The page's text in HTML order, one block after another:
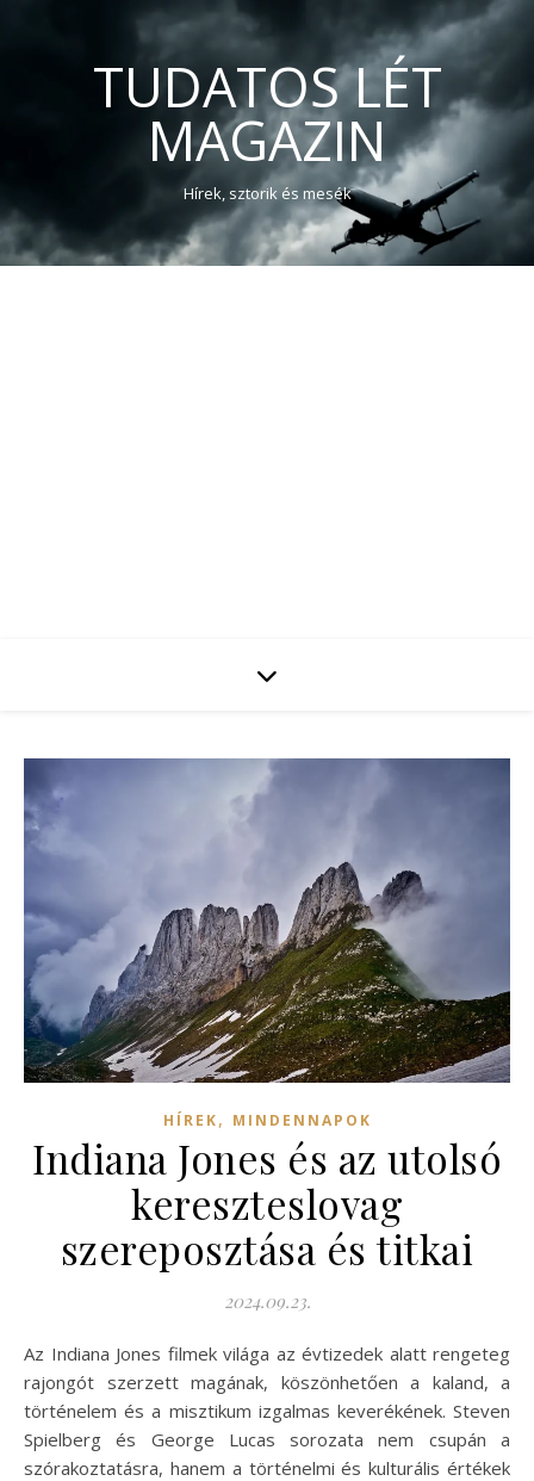
TUDATOS LÉT
MAGAZIN
Hírek, sztorik és mesék
HÍREK, MINDENNAPOK
Indiana Jones és az utolsó
kereszteslovag
szereposztása és titkai
2024.09.23.
Az Indiana Jones filmek világa az évtizedek alatt rengeteg
rajongót szerzett magának, köszönhetően a kaland, a
történelem és a misztikum izgalmas keverékének. Steven
Spielberg és George Lucas sorozata nem csupán a
szórakoztatásra, hanem a történelmi és kulturális értékek